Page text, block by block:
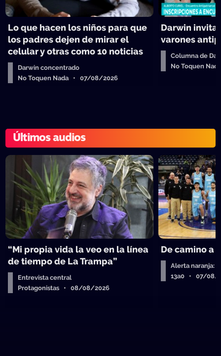
Lo que hacen los niños para que
los padres dejen de mirar el
celular y otras como 10 noticias
Darwin concentrado
No Toquen Nada • 07/08/2026
Darwin invita
varones
Columna de
No Toquen
Últimos audios
“Mi propia vida la veo en la línea
de tiempo de La Trampa”
Entrevista central
Protagonistas • 08/08/2026
De camino a
Alerta naranja:
13a0 • 07/08/